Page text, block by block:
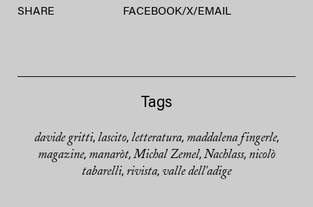
SHARE FACEBOOK/X/EMAIL
Tags
davide gritti, lascito, letteratura, maddalena fingerle,
magazine, manaròt, Michal Zemel,Nachlass, nicolò
tabarelli, rivista, valle dell'adige